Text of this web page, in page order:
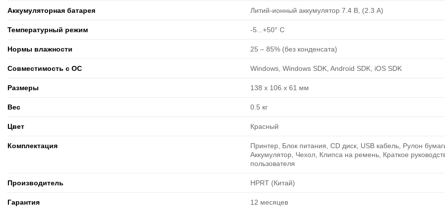
Аккумуляторная батарея Литий-ионный аккумулятор 7.4 В, (2.3 A)
Температурный режим -5...+50° C
Нормы влажности 25 ‒ 85% (без конденсата)
Совместимость с ОС Windows, Windows SDK, Android SDK, iOS SDK
Размеры 138 x 106 x 61 мм
Вес 0.5 кг
Цвет Красный
Комплектация
Принтер, Блок питания, CD диск, USB кабель, Рулон
Аккумулятор, Чехол, Клипса на ремень, Краткое
пользователя
Производитель HPRT (Китай)
Гарантия 12 месяцев